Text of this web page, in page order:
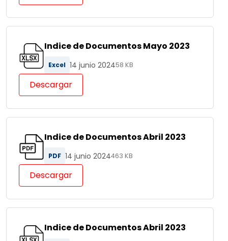
Indice de Documentos Mayo 2023
Excel 14 junio 202458 KB
Descargar
Indice de Documentos Abril 2023
PDF 14 junio 2024463 KB
Descargar
Indice de Documentos Abril 2023